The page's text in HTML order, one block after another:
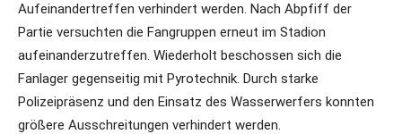
Aufeinandertreffen verhindert werden. Nach Abpfiff der
Partie versuchten die Fangruppen erneut im Stadion
aufeinanderzutreffen. Wiederholt beschossen sich die
Fanlager gegenseitig mit Pyrotechnik. Durch starke
Polizeipräsenz und den Einsatz des Wasserwerfers konnten
größere Ausschreitungen verhindert werden.